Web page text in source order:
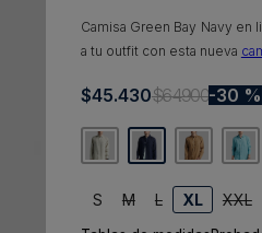
Camisa Green Bay Navy
a tu outfit con esta nueva
$45.430$64.900 30 %
S M L XL XXL